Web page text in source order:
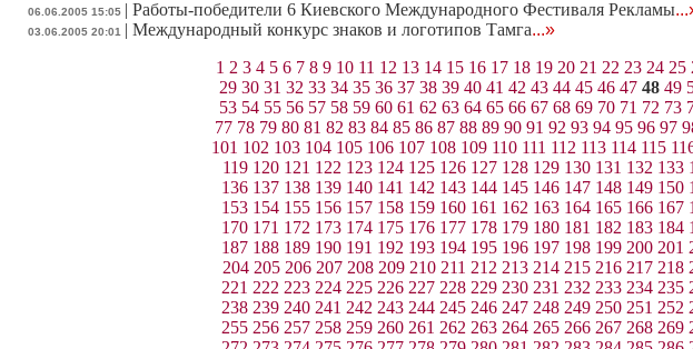
06.06.2005 15:05 | Работы-победители 6 Киевского Международного Фестиваля Рекламы
03.06.2005 20:01 | Международный конкурс знаков и логотипов Тамга...»
1 2 3 4 5 6 7 8 9 10 11 12 13 14 15 16 17 18 19 20 21 22 23 24 25
29 30 31 32 33 34 35 36 37 38 39 40 41 42 43 44 45 46 47 48 49
53 54 55 56 57 58 59 60 61 62 63 64 65 66 67 68 69 70 71 72 73
77 78 79 80 81 82 83 84 85 86 87 88 89 90 91 92 93 94 95 96 97
101 102 103 104 105 106 107 108 109 110 111 112 113 114 115
119 120 121 122 123 124 125 126 127 128 129 130 131 132 133
136 137 138 139 140 141 142 143 144 145 146 147 148 149 150
153 154 155 156 157 158 159 160 161 162 163 164 165 166 167
170 171 172 173 174 175 176 177 178 179 180 181 182 183 184
187 188 189 190 191 192 193 194 195 196 197 198 199 200 201
204 205 206 207 208 209 210 211 212 213 214 215 216 217 218
221 222 223 224 225 226 227 228 229 230 231 232 233 234 235
238 239 240 241 242 243 244 245 246 247 248 249 250 251 252
255 256 257 258 259 260 261 262 263 264 265 266 267 268 269